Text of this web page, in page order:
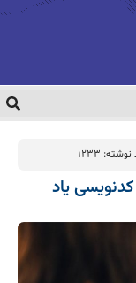
1233
یاد